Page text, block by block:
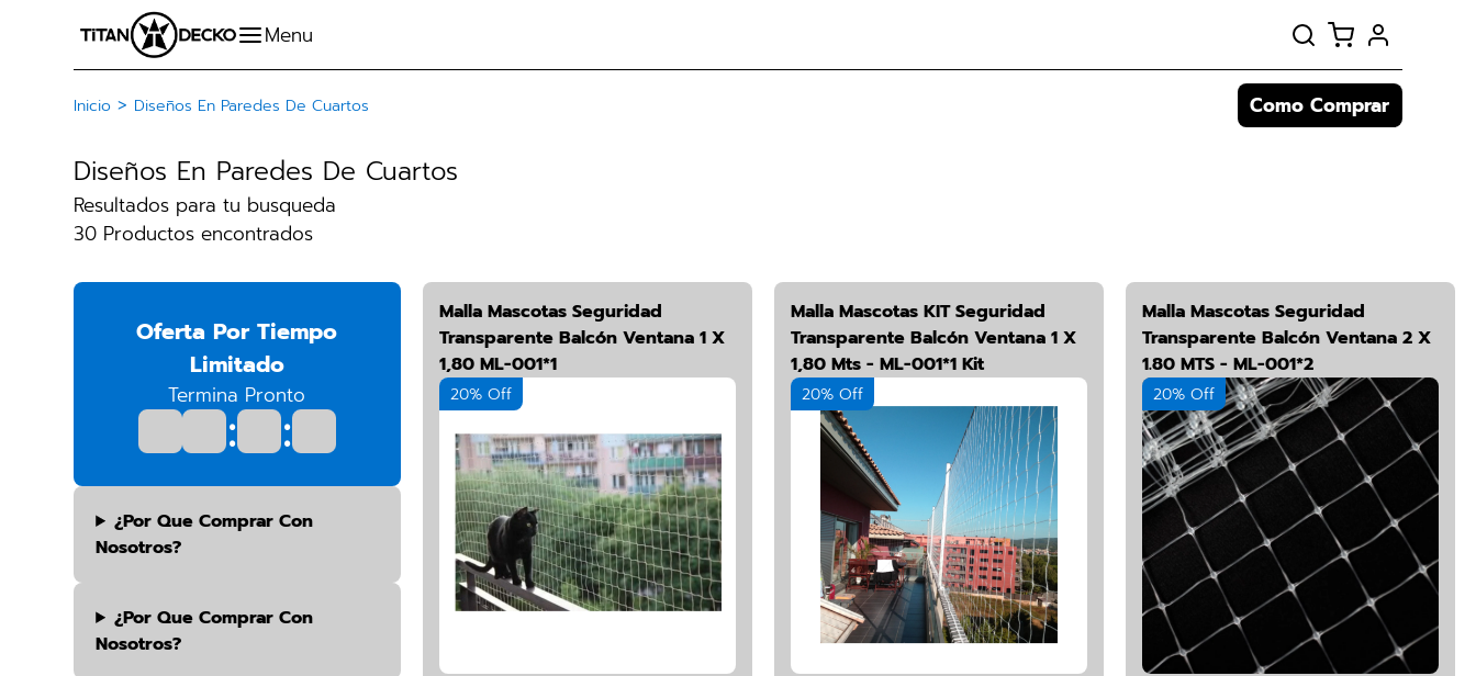
Inicio > Diseños En Paredes De Cuartos Como Comprar
Diseños En Paredes De Cuartos
Resultados para tu busqueda
30 Productos encontrados
Oferta Por Tiempo
Limitado
Termina Pronto
: :
¿por Que Comprar Con
Nosotros?
¿por Que Comprar Con
Nosotros?
Malla Mascotas Seguridad
Transparente Balcón Ventana 1 X
1,80 ML-001*1
20% Off
Malla Mascotas KIT Seguridad
Transparente Balcón Ventana 1 X
1,80 Mts - ML-001*1 Kit
20% Off
Malla Mascotas Seguridad
Transparente Balcón Ventana 2 X
1.80 MTS - ML-001*2
20% Off